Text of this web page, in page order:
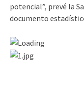
potencial”, prevé la
documento